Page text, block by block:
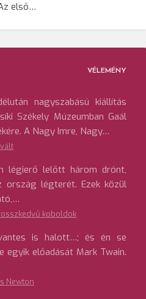
első…
VÉLEMÉNY
nagyszabású kiállítás
Székely Múzeumban Gaál
A Nagy Imre, Nagy…
légierő lelőtt három drónt,
ország légterét. Ezek közül
koboldok
is halott…; és én se
egyik előadását Mark Twain.
Newton